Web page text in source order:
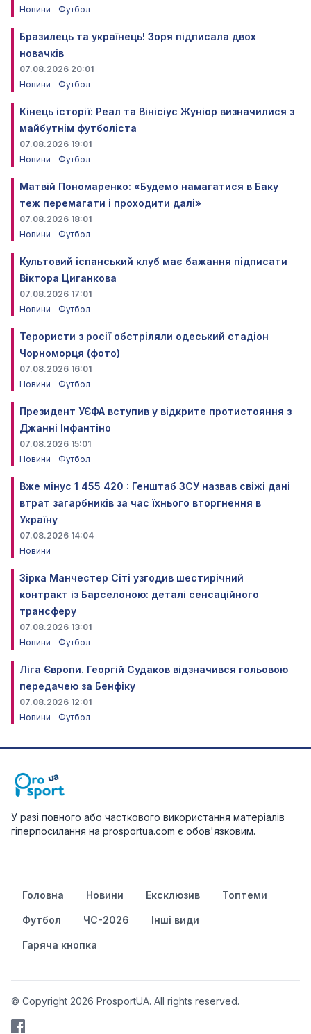
Новини
Футбол
Бразилець та українець! Зоря підписала двох
новачків
07.08.2026 20:01
Новини
Футбол
Кінець історії: Реал та Вінісіус Жуніор визначилися з
майбутнім футболіста
07.08.2026 19:01
Новини
Футбол
Матвій Пономаренко: «Будемо намагатися в Баку
теж перемагати і проходити далі»
07.08.2026 18:01
Новини
Футбол
Культовий іспанський клуб має бажання підписати
Віктора Циганкова
07.08.2026 17:01
Новини
Футбол
Терористи з росії обстріляли одеський стадіон
Чорноморця (фото)
07.08.2026 16:01
Новини
Футбол
Президент УЄФА вступив у відкрите протистояння з
Джанні Інфантіно
07.08.2026 15:01
Новини
Футбол
Вже мінус 1 455 420 : Генштаб ЗСУ назвав свіжі дані
втрат загарбників за час їхнього вторгнення в
Україну
07.08.2026 14:04
Новини
Зірка Манчестер Сіті узгодив шестирічний
контракт із Барселоною: деталі сенсаційного
трансферу
07.08.2026 13:01
Новини
Футбол
Ліга Європи. Георгій Судаков відзначився гольовою
передачею за Бенфіку
07.08.2026 12:01
Новини
Футбол
У разі повного або часткового використання матеріалів
гіперпосилання на prosportua.com є обов'язковим.
Головна Новини Ексклюзив Топтеми
Футбол ЧС-2026 Інші види
Гаряча кнопка
© Copyright 2026 ProsportUA. All rights reserved.